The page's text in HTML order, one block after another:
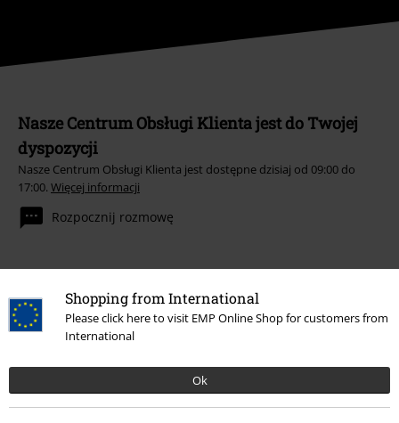
Shopping from International
Please click here to visit EMP Online Shop for customers from
International
Ok
Nasze Centrum Obsługi Klienta jest do Twojej
dyspozycji
Nasze Centrum Obsługi Klienta jest dostępne dzisiaj od 09:00 do
17:00. Więcej informacji
Rozpocznij rozmowę
Obsługa Klienta
FAQ
Zwróć artykuł